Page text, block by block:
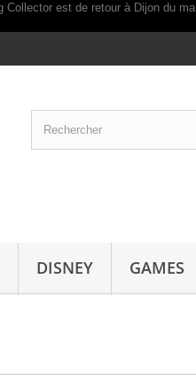
DISNEY GAMES